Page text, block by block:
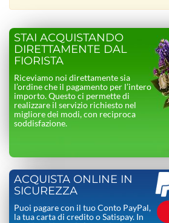
STAI ACQUISTANDO
DIRETTAMENTE DAL
FIORISTA
Riceviamo noi direttamente sia
l’ordine che il pagamento per l’intero
importo. Questo ci permette di
realizzare il servizio richiesto nel
migliore dei modi, con reciproca
soddisfazione.
ACQUISTA ONLINE IN
SICUREZZA
Puoi pagare con il tuo Conto PayPal,
la tua carta di credito o Satispay. In